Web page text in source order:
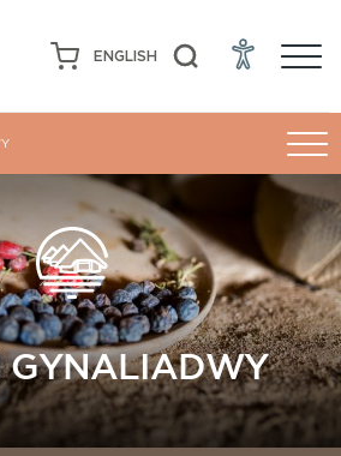
ENGLISH
GYNALIADWY